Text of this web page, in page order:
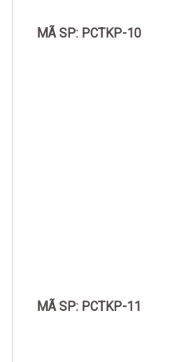
MÃ SP: PCTKP-10
MÃ SP: PCTKP-11